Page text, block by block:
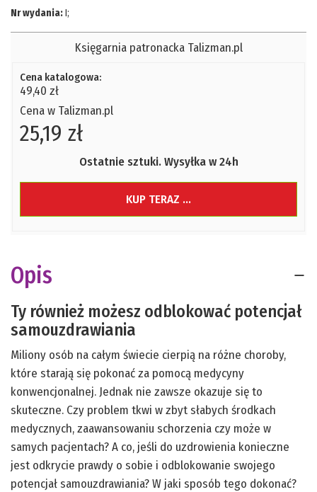
Nr wydania:I;
Księgarnia patronacka Talizman.pl
Cena katalogowa:
49,40 zł
Cena w Talizman.pl
25,19 zł
Ostatnie sztuki. Wysyłka w 24h
KUP TERAZ ...
Opis
Ty również możesz odblokować potencjał
samouzdrawiania
Miliony osób na całym świecie cierpią na różne choroby,
które starają się pokonać za pomocą medycyny
konwencjonalnej. Jednak nie zawsze okazuje się to
skuteczne. Czy problem tkwi w zbyt słabych środkach
medycznych, zaawansowaniu schorzenia czy może w
samych pacjentach? A co, jeśli do uzdrowienia konieczne
jest odkrycie prawdy o sobie i odblokowanie swojego
potencjał samouzdrawiania? W jaki sposób tego dokonać?